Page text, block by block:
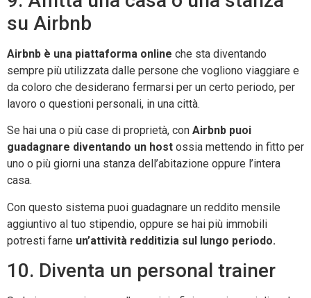
su Airbnb
Airbnb è una piattaforma online che sta diventando
sempre più utilizzata dalle persone che vogliono viaggiare e
da coloro che desiderano fermarsi per un certo periodo, per
lavoro o questioni personali, in una città.
Se hai una o più case di proprietà, con Airbnb puoi
guadagnare diventando un host ossia mettendo in fitto per
uno o più giorni una stanza dell’abitazione oppure l’intera
casa.
Con questo sistema puoi guadagnare un reddito mensile
aggiuntivo al tuo stipendio, oppure se hai più immobili
potresti farne un’attività redditizia sul lungo periodo.
10. Diventa un personal trainer